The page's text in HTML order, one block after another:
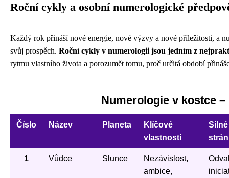
Roční cykly a osobní numerologické
Každý rok přináší nové energie, nové výzvy a nové příležitosti, a
svůj prospěch. Roční cykly v numerologii jsou jedním z
rytmu vlastního života a porozumět tomu, proč určitá období
Numerologie v kostce
Číslo Název Planeta
Klíčové
vlastnosti
Silné
1 Vůdce Slunce
Nezávislost,
ambice,